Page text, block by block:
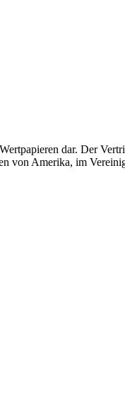
dar. Der
von Amerika, im